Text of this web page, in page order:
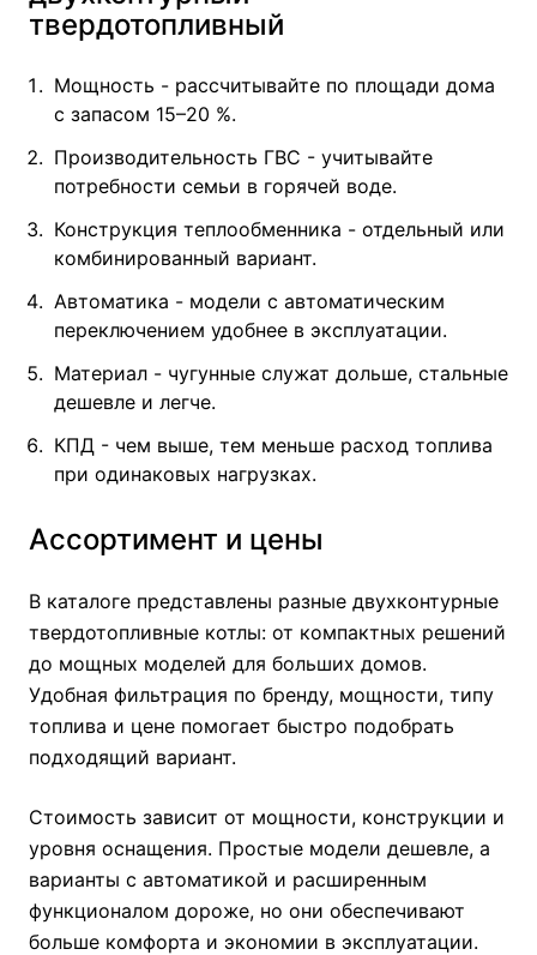
твердотопливный
Мощность - рассчитывайте по площади дома
с запасом 15–20 %.
Производительность ГВС - учитывайте
потребности семьи в горячей воде.
Конструкция теплообменника - отдельный или
комбинированный вариант.
Автоматика - модели с автоматическим
переключением удобнее в эксплуатации.
Материал - чугунные служат дольше, стальные
дешевле и легче.
КПД - чем выше, тем меньше расход топлива
при одинаковых нагрузках.
Ассортимент и цены
В каталоге представлены разные двухконтурные
твердотопливные котлы: от компактных решений
до мощных моделей для больших домов.
Удобная фильтрация по бренду, мощности, типу
топлива и цене помогает быстро подобрать
подходящий вариант.
Стоимость зависит от мощности, конструкции и
уровня оснащения. Простые модели дешевле, а
варианты с автоматикой и расширенным
функционалом дороже, но они обеспечивают
больше комфорта и экономии в эксплуатации.